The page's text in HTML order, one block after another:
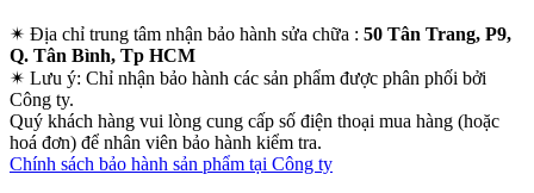
✴ Địa chỉ trung tâm nhận bảo hành sửa chữa : 50 Tân Trang, P9,
Q. Tân Bình, Tp HCM
✴ Lưu ý: Chỉ nhận bảo hành các sản phẩm được phân phối bởi
Công ty.
Quý khách hàng vui lòng cung cấp số điện thoại mua hàng (hoặc
hoá đơn) để nhân viên bảo hành kiểm tra.
Chính sách bảo hành sản phẩm tại Công ty